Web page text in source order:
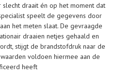
draait én op het moment dat
speelt de gegevens door
het meten slaat. De gevraagde
draaien netjes gehaald en
stijgt de brandstofdruk naar de
voldoen hiermee aan de
heeft